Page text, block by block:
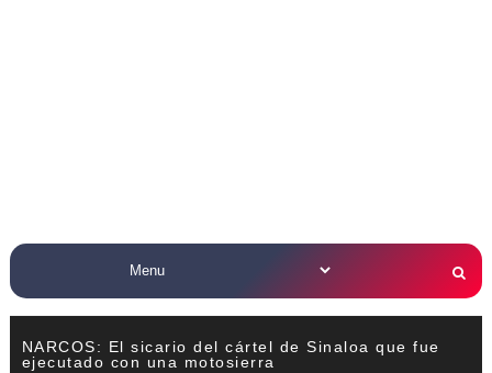
NARCOS: El sicario del cártel de Sinaloa que fue
ejecutado con una motosierra